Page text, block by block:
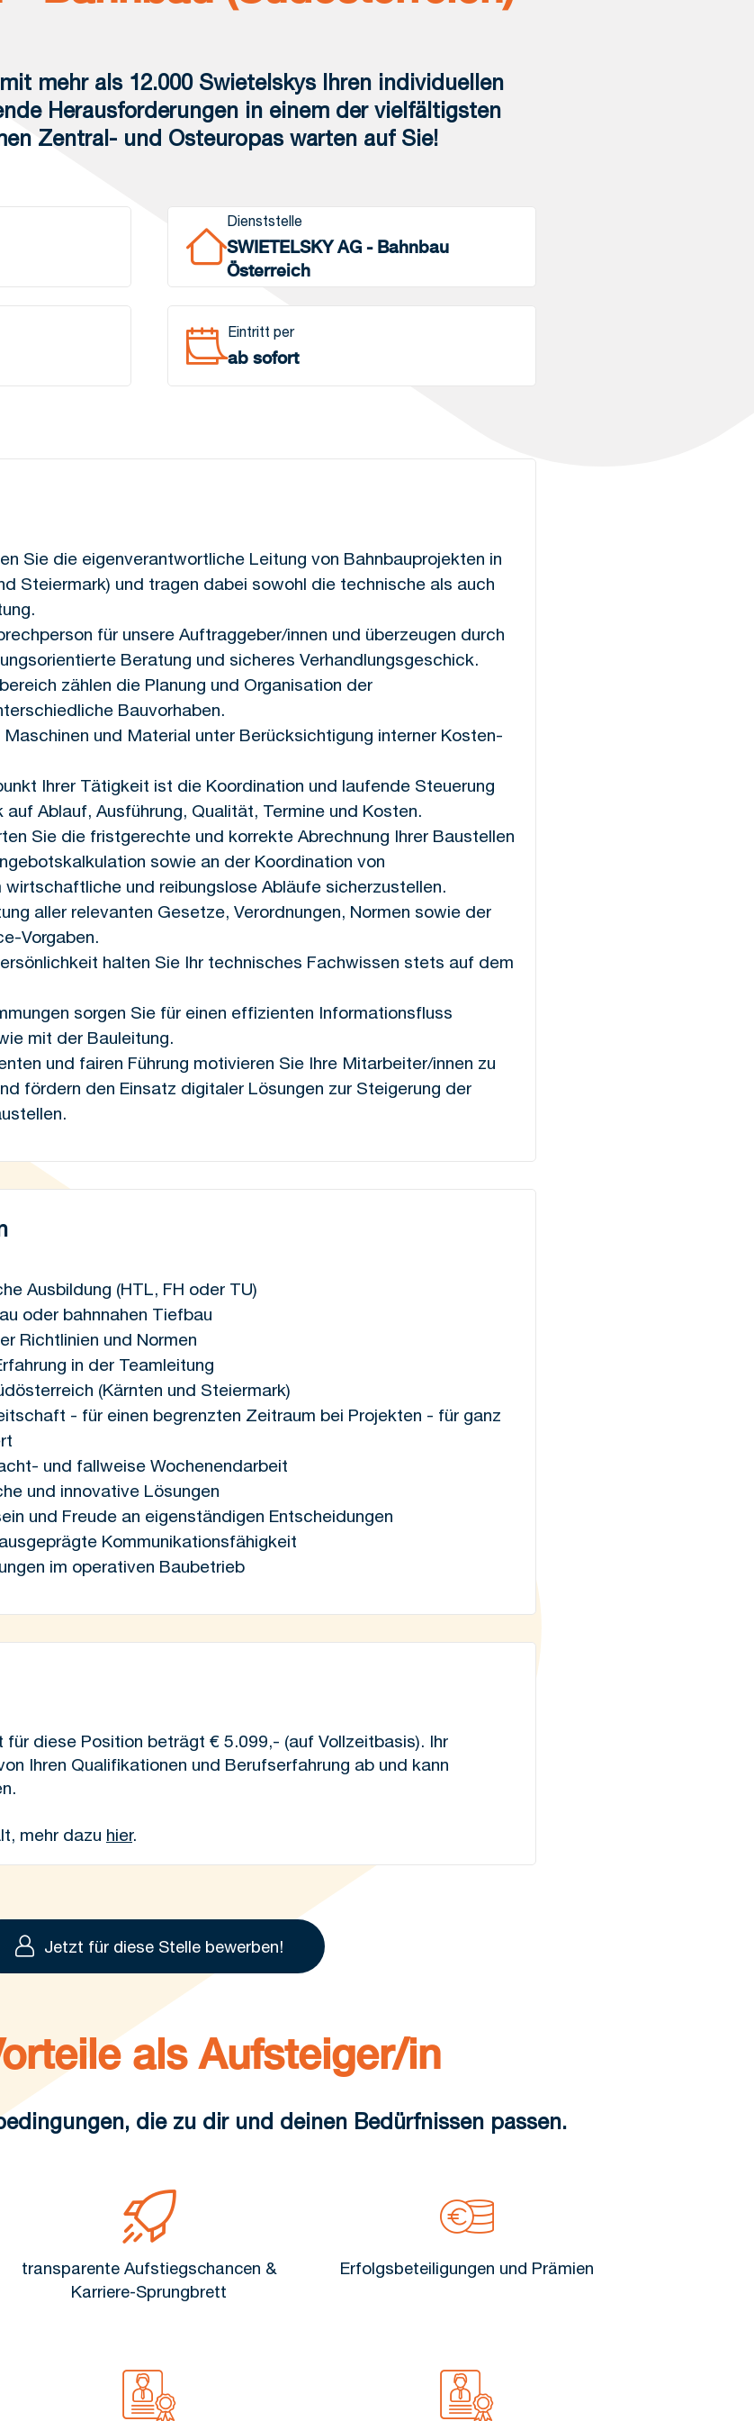
mehr als 12.000 Swietelskys Ihren individuellen
Herausforderungen in einem der vielfältigsten
Zentral- und Osteuropas warten auf Sie!
Dienststelle
SWIETELSKY AG - Bahnbau
Österreich
Eintritt per
ab sofort
Sie die eigenverantwortliche Leitung von Bahnbauprojekten in
Steiermark) und tragen dabei sowohl die technische als auch
für unsere Auftraggeber/innen und überzeugen durch
Beratung und sicheres Verhandlungsgeschick.
zählen die Planung und Organisation der
Bauvorhaben.
und Material unter Berücksichtigung interner Kosten-
Ihrer Tätigkeit ist die Koordination und laufende Steuerung
Ablauf, Ausführung, Qualität, Termine und Kosten.
Sie die fristgerechte und korrekte Abrechnung Ihrer Baustellen
sowie an der Koordination von
wirtschaftliche und reibungslose Abläufe sicherzustellen.
aller relevanten Gesetze, Verordnungen, Normen sowie der
Vorgaben.
halten Sie Ihr technisches Fachwissen stets auf dem
sorgen Sie für einen effizienten Informationsfluss
mit der Bauleitung.
und fairen Führung motivieren Sie Ihre Mitarbeiter/innen zu
fördern den Einsatz digitaler Lösungen zur Steigerung der
Ausbildung (HTL, FH oder TU)
oder bahnnahen Tiefbau
Richtlinien und Normen
in der Teamleitung
(Kärnten und Steiermark)
- für einen begrenzten Zeitraum bei Projekten - für ganz
und fallweise Wochenendarbeit
und innovative Lösungen
und Freude an eigenständigen Entscheidungen
Kommunikationsfähigkeit
im operativen Baubetrieb
diese Position beträgt € 5.099,- (auf Vollzeitbasis). Ihr
Ihren Qualifikationen und Berufserfahrung ab und kann
mehr dazu hier.
Jetzt für diese Stelle bewerben!
als Aufsteiger/in
die zu dir und deinen Bedürfnissen passen.
transparente Aufstiegschancen &
Karriere-Sprungbrett
Erfolgsbeteiligungen und Prämien